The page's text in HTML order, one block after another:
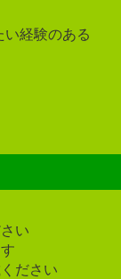
経験のある
い
ださい